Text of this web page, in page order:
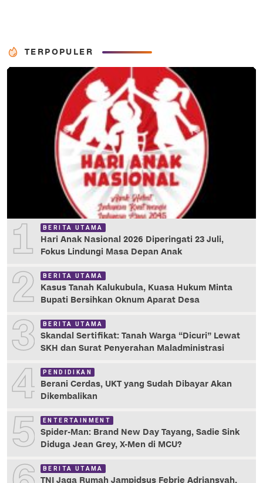
TERPOPULER
1 BERITA UTAMA
Hari Anak Nasional 2026 Diperingati 23 Juli,
Fokus Lindungi Masa Depan Anak
2 BERITA UTAMA
Kasus Tanah Kalukubula, Kuasa Hukum Minta
Bupati Bersihkan Oknum Aparat Desa
3 BERITA UTAMA
Skandal Sertifikat: Tanah Warga “Dicuri” Lewat
SKH dan Surat Penyerahan Maladministrasi
4 PENDIDIKAN
Berani Cerdas, UKT yang Sudah Dibayar Akan
Dikembalikan
5 ENTERTAINMENT
Spider-Man: Brand New Day Tayang, Sadie Sink
Diduga Jean Grey, X-Men di MCU?
BERITA UTAMA
TNI Jaga Rumah Jampidsus Febrie Adriansyah,